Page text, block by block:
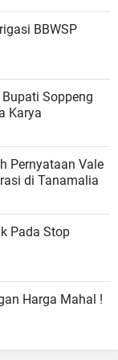
BBWSP
Soppeng
Karya
Pernyataan Vale
di Tanamalia
Pada Stop
Harga Mahal !